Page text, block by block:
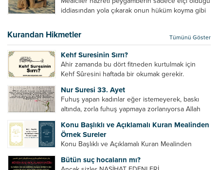
tenkitlerde bulunmuşuzdur. Örneğin hocalarda
olması gereken hususları sıralar ve...
iddiasından yola çıkarak onun hüküm koyma gibi
elçilik yaptığı makam adına teşri yapamaz. Sadece
elçi kelimesinin manasından...
Kurandan Hikmetler Tümünü Göster
Kehf Suresinin Sırrı?
Ahir zamanda bu dört fitneden kurtulmak için
Kehf Sûresini haftada bir okumak gerekir.
din algısı, yanlış din öğreten hoca algısını yenmek
vb. Dini doğru...
Nur Suresi 33. Ayet
Fuhuş yapan kadınlar eğer istemeyerek, baskı
altında, zorla fuhuş yapmaya zorlanıyorsa Allah
cariyelerinizi dünya hayatının menfaatini elde
etmek için fuhuş yapmaya zorlamayın. Her...
Konu Başlıklı ve Açıklamalı Kuran Mealinden
Örnek Sureler
Konu Başlıklı ve Açıklamalı Kuran Mealinden
Bütün suç hocaların mı?